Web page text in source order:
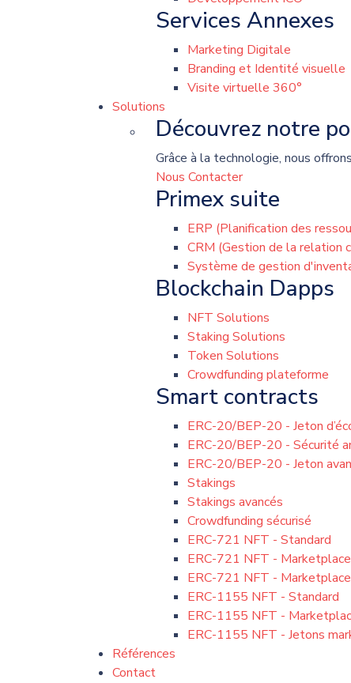
Services Annexes
Marketing Digitale
Branding et Identité visuelle
Visite virtuelle 360°
Solutions
Découvrez notre
Grâce à la technologie, nous
Nous Contacter
Primex suite
ERP (Planification des
CRM (Gestion de la relation
Système de gestion
Blockchain Dapps
NFT Solutions
Staking Solutions
Token Solutions
Crowdfunding plateforme
Smart contracts
ERC-20/BEP-20 - Jeton
ERC-20/BEP-20 - Sécurité
ERC-20/BEP-20 - Jeton
Stakings
Stakings avancés
Crowdfunding sécurisé
ERC-721 NFT - Standard
ERC-721 NFT - Marketplace
ERC-721 NFT -
ERC-1155 NFT - Standard
ERC-1155 NFT -
ERC-1155 NFT - Jetons
Références
Contact